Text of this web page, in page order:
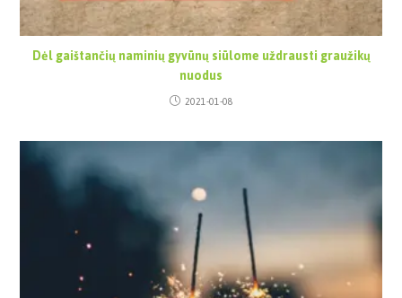
Dėl gaištančių naminių gyvūnų siūlome uždrausti graužikų
nuodus
2021-01-08